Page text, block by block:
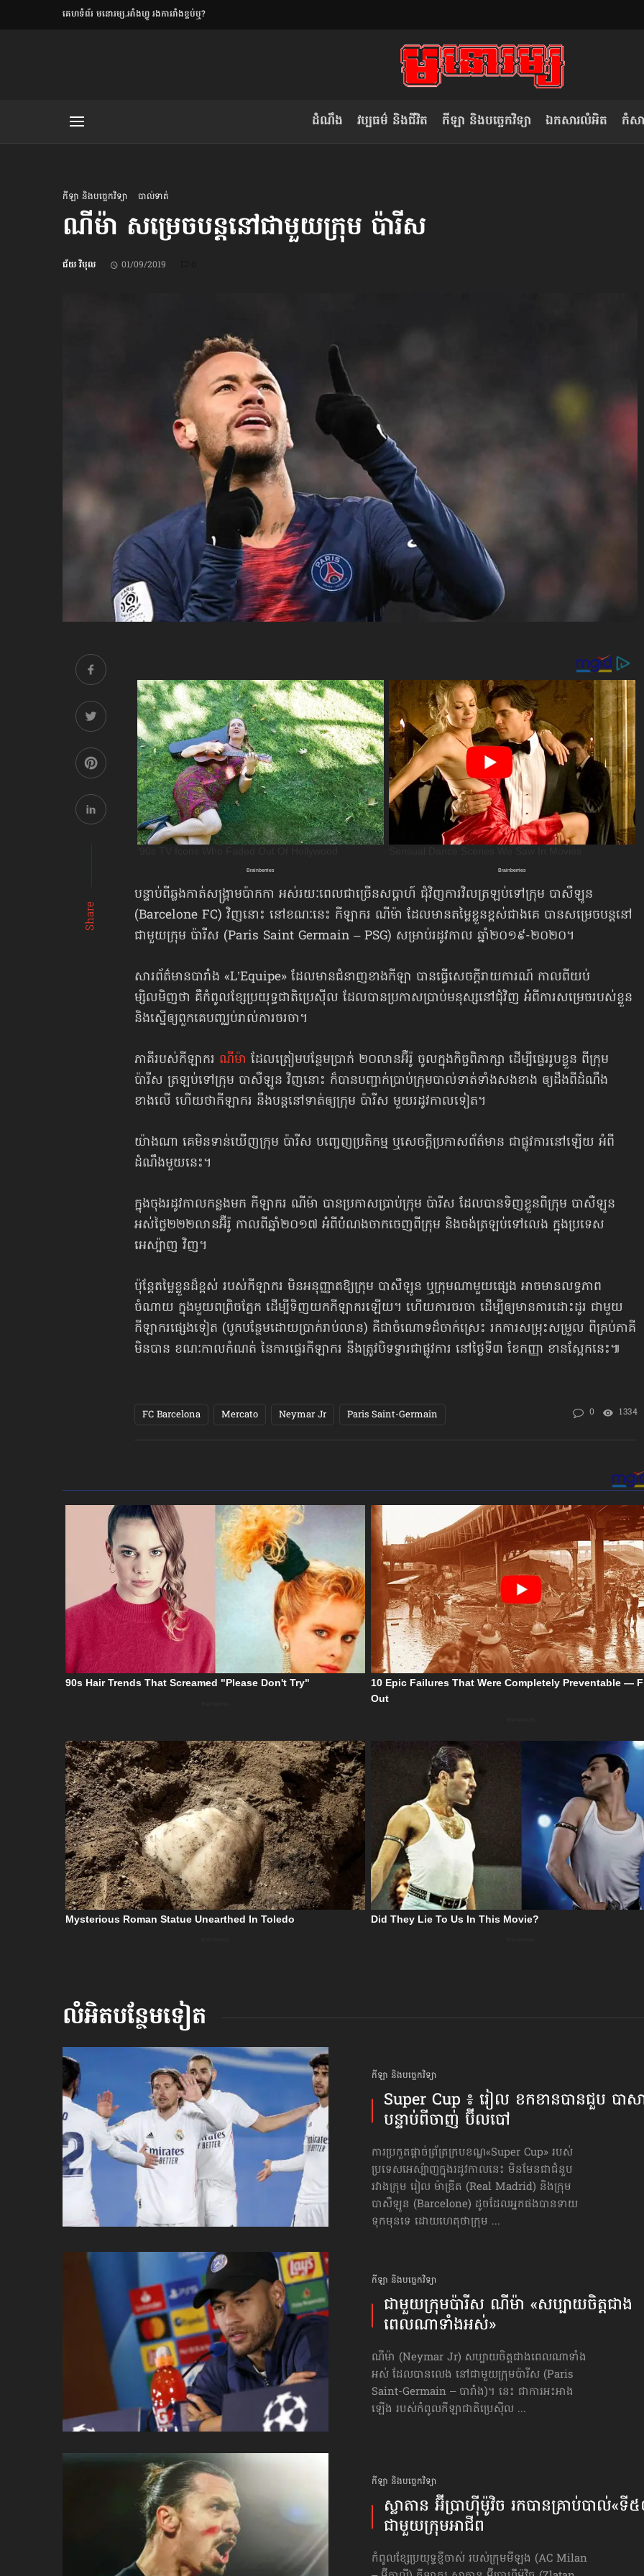
​គេហទំព័រ មនោរម្យ.អាំងហ្វូ រងការរាំងខ្ទប់ឬ?
ដំណឹង វប្បធម៌ និងជីវិត កីឡា និងបច្ចេកវិទ្យា ឯកសារលំអិត កំសា
កីឡា និងបច្ចេកវិទ្យា បាល់ទាត់
ណីម៉ា សម្រេចបន្តនៅជាមួយក្រុម ប៉ារីស
ជ័យ វិបុល 01/09/2019
Share
បន្ទាប់ពីឆ្លងកាត់សង្គ្រាមប៉ាកកា អស់រយៈពេលជាច្រើនសប្ដាហ៍ ជុំវិញការវិលត្រឡប់ទៅក្រុម បាសឺឡូន
(Barcelone FC) វិញនោះ នៅខណៈនេះ កីឡាករ ណីម៉ា ដែលមានតម្លៃខ្លួនខ្ពស់ជាងគេ បានសម្រេចបន្តនៅ
ជាមួយក្រុម ប៉ារីស (Paris Saint Germain – PSG) សម្រាប់រដូវកាល ឆ្នាំ២០១៩-២០២០។
សារព័ត៌មានបារាំង «L’Equipe» ដែលមានជំនាញខាងកីឡា បានធ្វើសេចក្ដីរាយការណ៍ កាលពីយប់
ម្សិលមិញថា គឺកំពូលខ្សែប្រយុទ្ធជាតិប្រេស៊ីល ដែលបានប្រកាសប្រាប់មនុស្សនៅជុំវិញ អំពីការសម្រេចរបស់ខ្លួន
និងស្នើឲ្យពួកគេបញ្ឈប់រាល់ការចរចា។
ភាគីរបស់កីឡាករ ណីម៉ា ដែលត្រៀមបន្ថែមប្រាក់ ២០លានអ៊ឺរ៉ូ ចូលក្នុងកិច្ចពិភាក្សា ដើម្បីផ្ទេររូបខ្លួន ពីក្រុម
ប៉ារីស ត្រឡប់ទៅក្រុម បាសឺឡូន វិញនោះ ក៏បានបញ្ជាក់ប្រាប់ក្រុមបាល់ទាត់ទាំងសងខាង ឲ្យដឹងពីដំណឹង
ខាងលើ ហើយថាកីឡាករ នឹងបន្តនៅទាត់ឲ្យក្រុម ប៉ារីស មួយរដូវកាលទៀត។
យ៉ាងណា គេមិនទាន់ឃើញក្រុម ប៉ារីស បញ្ចេញប្រតិកម្ម ឬសេចក្តីប្រកាសព័ត៌មាន ជាផ្លូវការនៅឡើយ អំពី
ដំណឹងមួយនេះ។
ក្នុងចុងរដូវកាលកន្លងមក កីឡាករ ណីម៉ា បានប្រកាសប្រាប់ក្រុម ប៉ារីស ដែលបានទិញខ្លួនពីក្រុម បាសឺឡូន
អស់ថ្លៃ២២២លានអ៊ឺរ៉ូ កាលពីឆ្នាំ២០១៧ អំពីបំណងចាកចេញពីក្រុម និងចង់ត្រឡប់ទៅលេង ក្នុងប្រទេស
អេស្ប៉ាញ វិញ។
ប៉ុន្តែតម្លៃខ្លួនដ៏ខ្ពស់ របស់កីឡាករ មិនអនុញ្ញាតឱ្យក្រុម បាសឺឡូន ឬក្រុមណាមួយផ្សេង អាចមានលទ្ធភាព
ចំណាយ ក្នុងមួយពព្រិចភ្នែក ដើម្បីទិញយកកីឡាករឡើយ។ ហើយការចរចា ដើម្បីឲ្យមានការដោះដូរ ជាមួយ
កីឡាករផ្សេងទៀត (បូកបន្ថែមដោយប្រាក់រាប់លាន) គឺជាចំណោទដ៏ចាក់ស្រេះ រកការសម្រុះសម្រួល ពីគ្រប់ភាគី
មិនបាន ខណៈកាលកំណត់ នៃការផ្ទេរកីឡាករ នឹងត្រូវបិទទ្វារជាផ្លូវការ នៅថ្ងៃទី៣ ខែកញ្ញា ខានស្អែកនេះ៕
FC Barcelona Mercato Neymar Jr Paris Saint-Germain 0 1334
លំអិតបន្ថែមទៀត
កីឡា និងបច្ចេកវិទ្យា
Super Cup ៖ រៀល ខកខានបានជួប បាស
បន្ទាប់ពី​ចាញ់ ប៊ីលបៅ
ការប្រកួតផ្ដាច់ព្រ័ត្រ​ក្របខណ្ឌ​«Super Cup» របស់
ប្រទេសអេស្ប៉ាញ​ក្នុងរដូវកាលនេះ មិនមែន​ជាជំនួប​
រវាងក្រុម រៀល ម៉ាឌ្រីត (Real Madrid) និងក្រុម
បាសឺឡូន (Barcelone) ដូចដែល​អ្នកផង​បានទាយ​
ទុកមុនទេ ដោយហេតុថាក្រុម ...
កីឡា និងបច្ចេកវិទ្យា
ជាមួយក្រុមប៉ារីស ណីម៉ា «សប្បាយចិត្ត​ជាង
ពេលណា​ទាំងអស់»
ណីម៉ា (Neymar Jr) សប្បាយចិត្ត​ជាងពេលណា​ទាំង
អស់ ដែលបានលេង នៅជាមួយក្រុមប៉ារីស (Paris
Saint-Germain – បារាំង)។ នេះ ជាការអះអាង
ឡើង របស់កំពូលកីឡាជាតិប្រេស៊ីល ...
កីឡា និងបច្ចេកវិទ្យា
ស្លាតាន អ៊ីប្រាហ៊ីម៉ូវិច រកបានគ្រាប់បាល់​«ទី
ជាមួយក្រុមអាជីព
កំពូលខ្សែប្រយុទ្ធខ្ញីចាស់ របស់ក្រុមមីឡង (AC Milan
ត៖ «កាមតណ្ហា​ លិខិតប្រិយមិត្ត៖ «អំពីទោសៈ»
វៀតណាម ក្នុង​ការប្តូរ​មេដឹកនាំ របស់​
ខ្លួន